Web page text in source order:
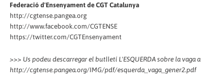
Federació d'Ensenyament de CGT Catalunya
http://cgtense.pangea.org
http://www.facebook.com/CGTENSE
https://twitter.com/CGTEnsenyament
>>> Us podeu descarregar el butlletí L'ESQUERDA sobre la vaga a
http://cgtense.pangea.org/IMG/pdf/esquerda_vaga_gener2.pdf